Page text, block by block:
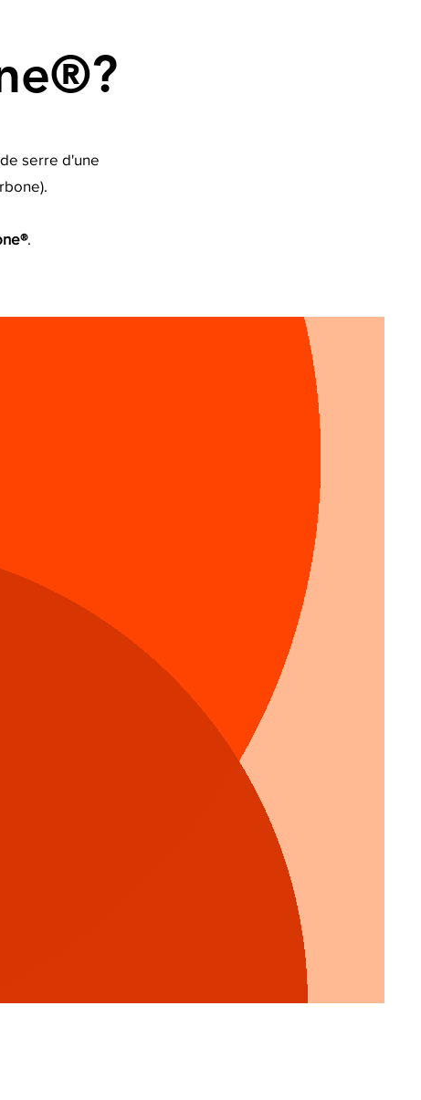
serre d'une
.